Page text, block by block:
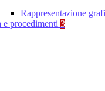
Rappresentazione
procedimenti 3